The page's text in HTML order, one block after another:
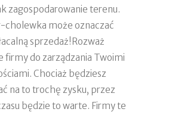
zagospodarowanie terenu.
cholewka może oznaczać
sprzedaż!Rozważ
firmy do zarządzania Twoimi
Chociaż będziesz
na to trochę zysku, przez
będzie to warte. Firmy te